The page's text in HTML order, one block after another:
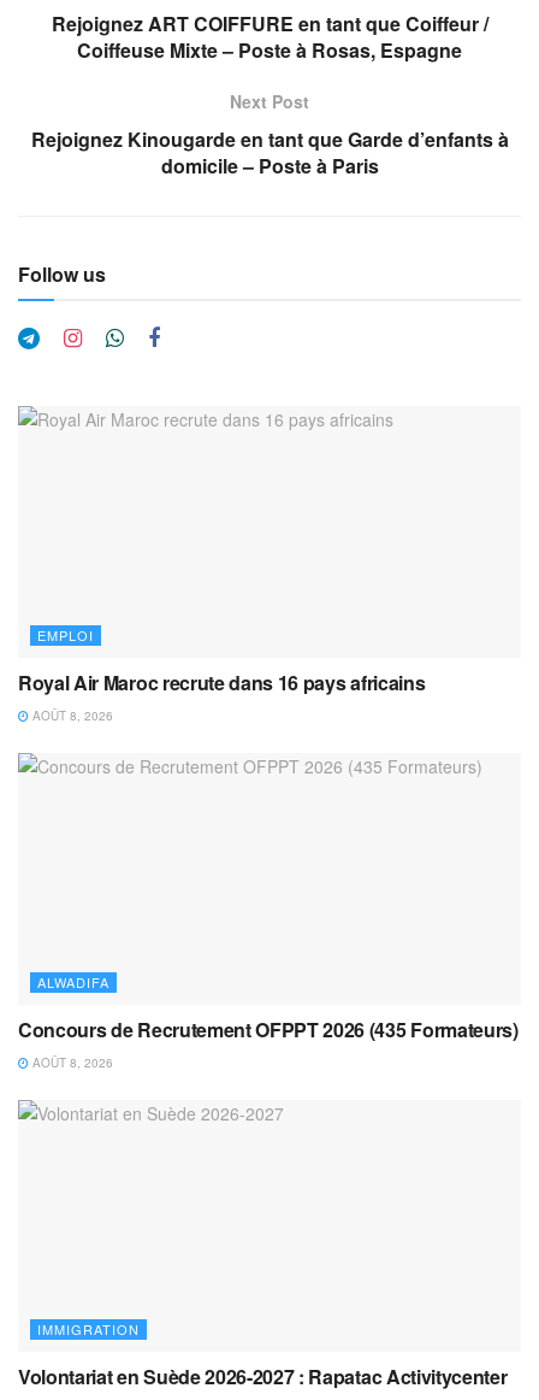
Rejoignez ART COIFFURE en tant que Coiffeur /
Coiffeuse Mixte – Poste à Rosas, Espagne
Next Post
Rejoignez Kinougarde en tant que Garde d’enfants à
domicile – Poste à Paris
Follow us
EMPLOI
Royal Air Maroc recrute dans 16 pays africains
AOÛT 8, 2026
ALWADIFA
Concours de Recrutement OFPPT 2026 (435 Formateurs)
AOÛT 8, 2026
IMMIGRATION
Volontariat en Suède 2026-2027 : Rapatac Activitycenter